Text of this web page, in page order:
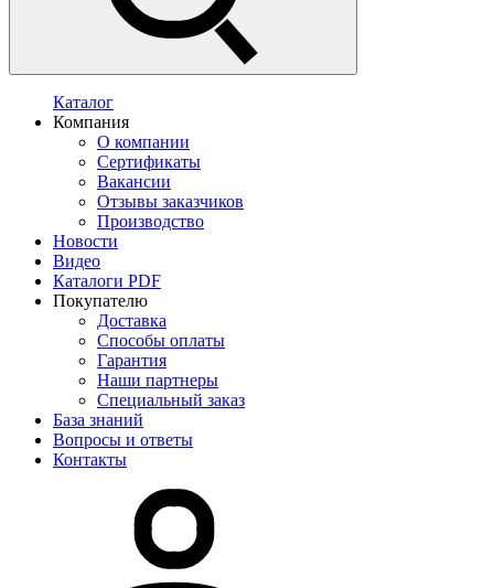
Каталог
Компания
О компании
Сертификаты
Вакансии
Отзывы заказчиков
Производство
Новости
Видео
Каталоги PDF
Покупателю
Доставка
Способы оплаты
Гарантия
Наши партнеры
Специальный заказ
База знаний
Вопросы и ответы
Контакты